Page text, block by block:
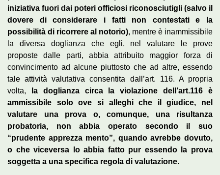
iniziativa fuori dai poteri officiosi riconosciutigli (salvo il
dovere di considerare i fatti non contestati e la
possibilità di ricorrere al notorio), mentre è inammissibile
la diversa doglianza che egli, nel valutare le prove
proposte dalle parti, abbia attribuito maggior forza di
convincimento ad alcune piuttosto che ad altre, essendo
tale attività valutativa consentita dall’art. 116. A propria
volta,
la doglianza circa la violazione dell’art.116 è
ammissibile solo ove si alleghi che il giudice, nel
valutare una prova o, comunque, una risultanza
probatoria, non abbia operato secondo il suo
“prudente apprezza mento”, quando avrebbe dovuto,
o che viceversa lo abbia fatto pur essendo la prova
soggetta a una specifica regola di valutazione.